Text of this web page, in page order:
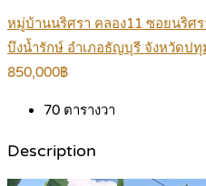
หมู่บ้านนริศรา คลอง11 ซอยนริศ
บึงน้ำรักษ์ อำเภอธัญบุรี จังหวัดป
850,000฿
70 ตารางวา
Description